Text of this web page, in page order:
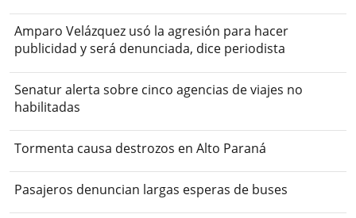
Amparo Velázquez usó la agresión para hacer
publicidad y será denunciada, dice periodista
Senatur alerta sobre cinco agencias de viajes no
habilitadas
Tormenta causa destrozos en Alto Paraná
Pasajeros denuncian largas esperas de buses